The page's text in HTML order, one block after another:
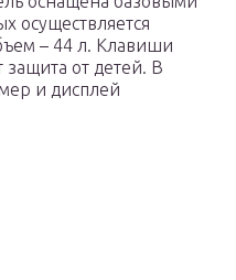
осуществляется
– 44 л. Клавиши
защита от детей. В
и дисплей